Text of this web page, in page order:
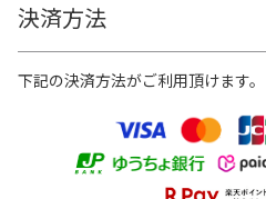
決済方法
下記の決済方法がご利用頂けます。